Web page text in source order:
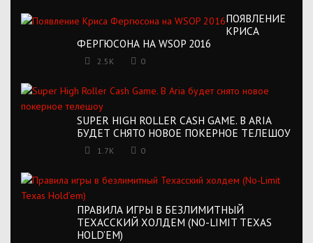
ПОЯВЛЕНИЕ
КРИСА
ФЕРГЮСОНА НА WSOP 2016
2.5K 0
SUPER HIGH ROLLER CASH GAME. В ARIA
БУДЕТ СНЯТО НОВОЕ ПОКЕРНОЕ ТЕЛЕШОУ
1.7K 0
ПРАВИЛА ИГРЫ В БЕЗЛИМИТНЫЙ
ТЕХАССКИЙ ХОЛДЕМ (NO-LIMIT TEXAS
HOLD’EM)